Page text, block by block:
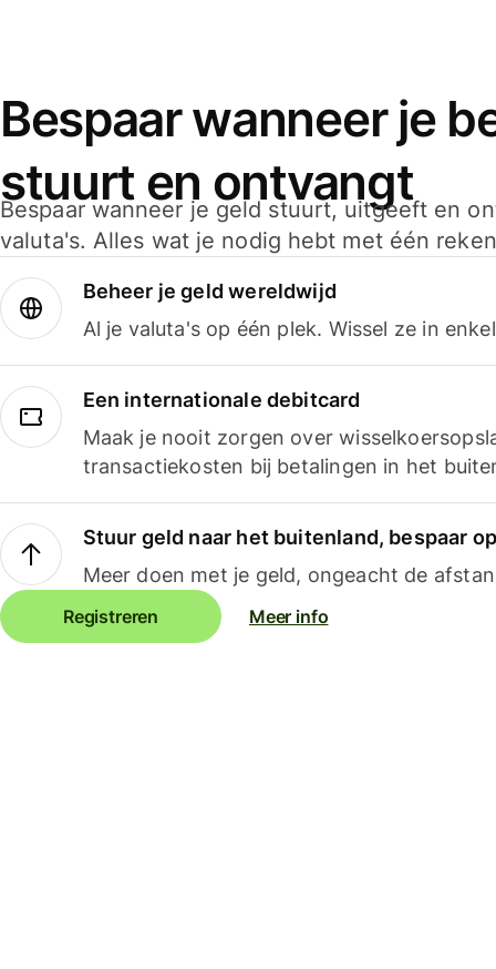
Bespaar wanneer je
stuurt en ontvangt
Bespaar wanneer je geld stuurt, uitgeeft en
valuta's. Alles wat je nodig hebt met één
Beheer je geld wereldwijd
Al je valuta's op één plek. Wissel ze in
Een internationale debitcard
Maak je nooit zorgen over
transactiekosten bij betalingen in het
Stuur geld naar het buitenland, bespaar
Meer doen met je geld, ongeacht de
Registreren Meer info